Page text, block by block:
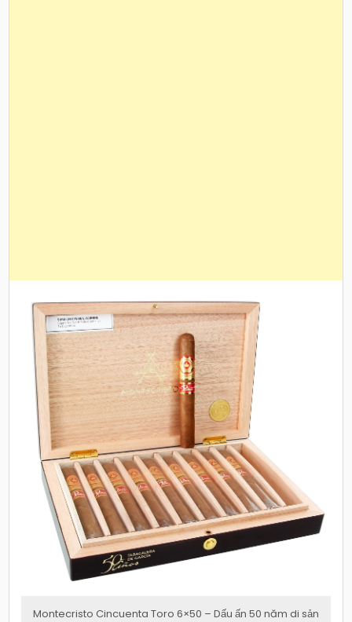
Montecristo Cincuenta Toro 6×50 – Dấu ấn 50 năm di sản